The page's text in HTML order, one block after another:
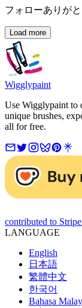
フォローありが
Load more
Wigglypaint
Use Wigglypaint to
unique brushes,
all for free.
contributed to
LANGUAGE
English
日本語
繁體中文
한국어
Bahasa